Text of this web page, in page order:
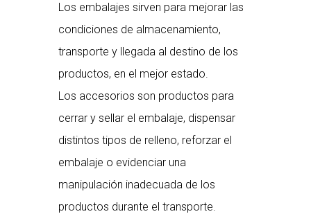
Los embalajes sirven para mejorar las
condiciones de almacenamiento,
transporte y llegada al destino de los
productos, en el mejor estado.
Los accesorios son productos para
cerrar y sellar el embalaje, dispensar
distintos tipos de relleno, reforzar el
embalaje o evidenciar una
manipulación inadecuada de los
productos durante el transporte.